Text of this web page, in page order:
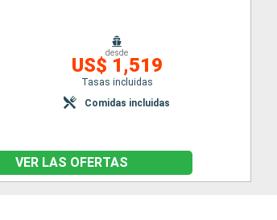
desde
US$ 1,519
Tasas incluidas
Comidas incluidas
VER LAS OFERTAS